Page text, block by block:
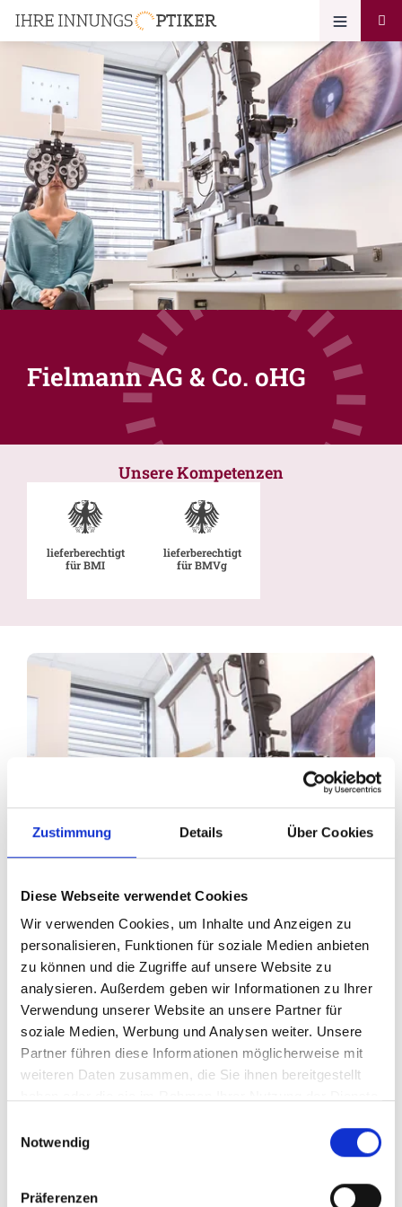
Zustimmung Details Über Cookies
Diese Webseite verwendet Cookies
Wir verwenden Cookies, um Inhalte und Anzeigen zu
personalisieren, Funktionen für soziale Medien anbieten
zu können und die Zugriffe auf unsere Website zu
analysieren. Außerdem geben wir Informationen zu Ihrer
Verwendung unserer Website an unsere Partner für
soziale Medien, Werbung und Analysen weiter. Unsere
Partner führen diese Informationen möglicherweise mit
weiteren Daten zusammen, die Sie ihnen bereitgestellt
Notwendig
Präferenzen
Fielmann AG & Co. oHG
Unsere Kompetenzen
lieferberechtigt
für BMI
lieferberechtigt
für BMVg
Ihr Partner für optimales
Sehen in Bruchsal
Als erster Ansprechpartner für das gute Sehen sind wir
als Augenoptiker in Bruchsal mehr als „nur“ diejenigen,
die sich um die jeweilige optisch, anatomisch und
ästhetisch perfekt auf Ihre individuellen Wünsche und
auch oft die Ersten, die eventuelle Auffälligkeiten am